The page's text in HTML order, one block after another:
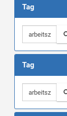
Tag
Tag